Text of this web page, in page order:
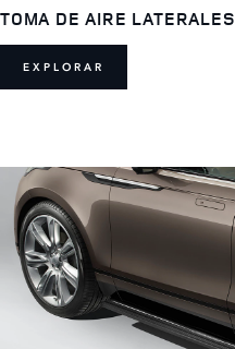
TOMA DE AIRE LATERALES
EXPLORAR